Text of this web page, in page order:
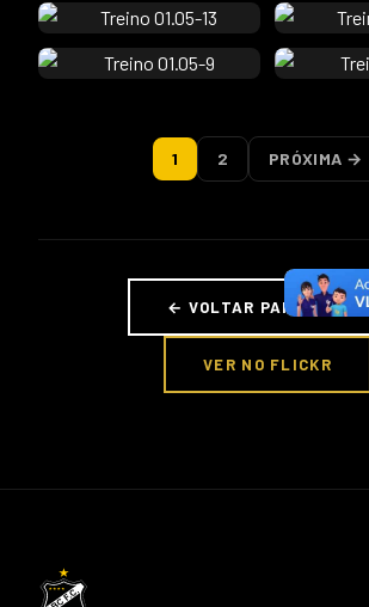
1 2 PRÓXIMA →
← VOLTAR PARA FOTOS
VER NO FLICKR